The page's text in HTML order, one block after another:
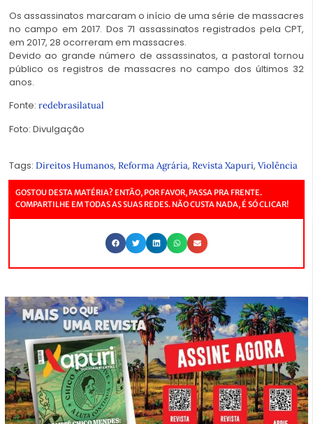
Os assassinatos marcaram o início de uma série de massacres
no campo em 2017. Dos 71 assassinatos registrados pela CPT,
em 2017, 28 ocorreram em massacres.
Devido ao grande número de assassinatos, a pastoral tornou
público os registros de massacres no campo dos últimos 32
anos.
Fonte: redebrasilatual
Foto: Divulgação
Tags: Direitos Humanos, Reforma Agrária, Revista Xapuri, Violência
GOSTOU DESTA MATÉRIA? ENTÃO, POR FAVOR, PASSA PRA FRENTE.
COMPARTILHE EM TODAS AS SUAS REDES. NÃO CUSTA NADA, É SÓ CLICAR!